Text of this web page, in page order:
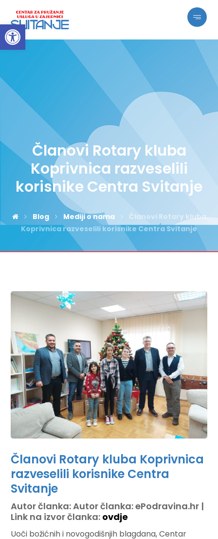
Open toolbar
Članovi Rotary kluba
Koprivnica razveselili
korisnike Centra Svitanje
Blog Mediji o nama
Članovi Rotary kluba
Koprivnica razveselili korisnike Centra Svitanje
Članovi Rotary kluba Koprivnica
razveselili korisnike Centra
Svitanje
Autor članka: Autor članka: ePodravina.hr |
Link na izvor članka: ovdje
Uoči božićnih i novogodišnjih blagdana, Centar